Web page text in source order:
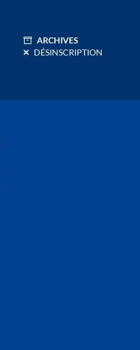
ARCHIVES
DÉSINSCRIPTION